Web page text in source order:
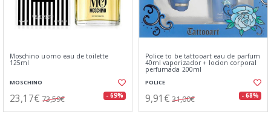
Moschino uomo eau de toilette
125ml
MOSCHINO
23,17€ 73,59€ - 69%
Police to be tattooart eau de parfum
40ml vaporizador + locion corporal
perfumada 200ml
POLICE
9,91€ 31,00€ - 68%